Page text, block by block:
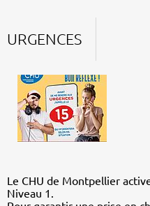
URGENCES
Le CHU de Montpellier
Niveau 1.